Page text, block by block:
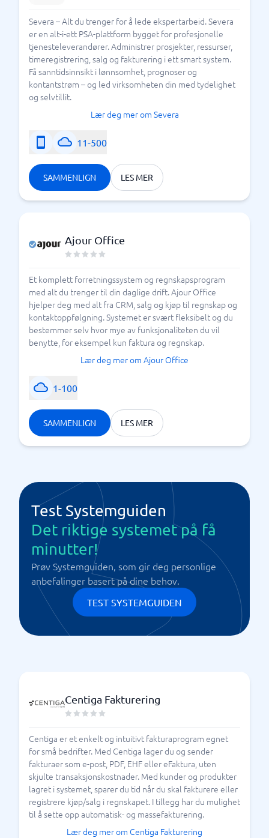
Severa – Alt du trenger for å lede ekspertarbeid. Severa
er en alt-i-ett PSA-plattform bygget for profesjonelle
tjenesteleverandører. Administrer prosjekter, ressurser,
timeregistrering, salg og fakturering i ett smart system.
Få sanntidsinnsikt i lønnsomhet, prognoser og
kontantstrøm – og led virksomheten din med tydelighet
og selvtillit.
Lær deg mer om Severa
11-500
SAMMENLIGN LES MER
Ajour Office
Et komplett forretningssystem og regnskapsprogram
med alt du trenger til din daglige drift. Ajour Office
hjelper deg med alt fra CRM, salg og kjøp til regnskap og
kontaktoppfølgning. Systemet er svært fleksibelt og du
bestemmer selv hvor mye av funksjonaliteten du vil
benytte, for eksempel kun faktura og regnskap.
Lær deg mer om Ajour Office
1-100
SAMMENLIGN LES MER
Test Systemguiden
Det riktige systemet på få
minutter!
Prøv Systemguiden, som gir deg personlige
anbefalinger basert på dine behov.
TEST SYSTEMGUIDEN
Centiga Fakturering
Centiga er et enkelt og intuitivt fakturaprogram egnet
for små bedrifter. Med Centiga lager du og sender
fakturaer som e-post, PDF, EHF eller eFaktura, uten
skjulte transaksjonskostnader. Med kunder og produkter
lagret i systemet, sparer du tid når du skal fakturere eller
registrere kjøp/salg i regnskapet. I tillegg har du mulighet
til å sette opp automatisk- og massefakturering.
Lær deg mer om Centiga Fakturering